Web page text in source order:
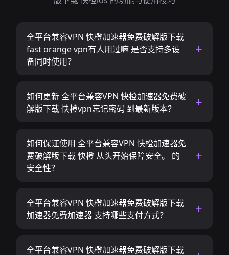
全平台兼容VPN 快橙加速器免费破解版下载
fast orange vpn有人用过嘛 是否支持多设
备同时使用？
如何更新 全平台兼容VPN 快橙加速器免费破
解版下载 快橙vpn忘记密码 到最新版本？
如何保证使用 全平台兼容VPN 快橙加速器免
费破解版下载 快橙 从头开始保障安全。 的
安全性？
全平台兼容VPN 快橙加速器免费破解版下载
加速器免费加速器 支持哪些支付方式？
全平台兼容VPN 快橙加速器免费破解版下载